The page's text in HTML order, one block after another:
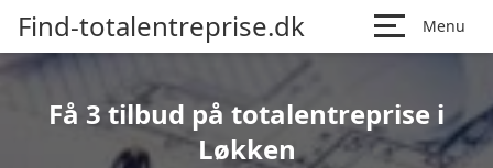
Find-totalentreprise.dk Menu
Få 3 tilbud på totalentreprise i
Løkken